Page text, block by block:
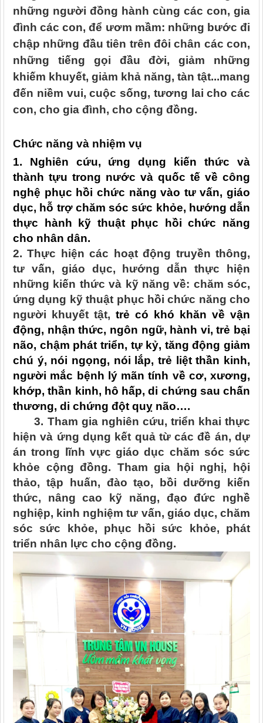
những người đồng hành cùng các con, gia
đình các con, để ươm mầm: những bước đi
chập những đầu tiên trên đôi chân các con,
những tiếng gọi đầu đời, giảm những
khiếm khuyết, giảm khả năng, tàn tật...mang
đến niềm vui, cuộc sống, tương lai cho các
con, cho gia đình, cho cộng đồng.
Chức năng và nhiệm vụ
1. Nghiên cứu,
ứng dụng kiến thức và
thành tựu trong nước và quốc tế về công
nghệ phục hồi chức năng vào tư vấn, giáo
dục, hỗ trợ chăm sóc sức khỏe, hướng dẫn
thực hành kỹ thuật phục hồi chức năng
cho nhân dân.
2. Thực hiện các hoạt động truyền thông,
tư vấn, giáo dục, hướng dẫn thực hiện
những kiến thức và kỹ năng về: chăm sóc,
ứng dụng kỹ thuật phục hồi chức năng cho
người khuyết tật, trẻ có khó khăn về vận
động, nhận thức, ngôn ngữ, hành vi, trẻ bại
não, chậm phát triển, tự kỷ, tăng động giảm
chú ý, nói ngọng, nói lắp, trẻ liệt thần kinh,
người mắc bệnh lý mãn tính về cơ, xương,
khớp, thần kinh, hô hấp, di chứng sau chấn
thương, di chứng đột quỵ não….
3. Tham gia nghiên cứu, triển khai thực
hiện và ứng dụng kết quả từ các đề án, dự
án trong lĩnh vực giáo dục chăm sóc sức
khỏe cộng đồng. Tham gia hội nghị, hội
thảo, tập huấn, đào tạo, bồi dưỡng kiến
thức, nâng cao kỹ năng, đạo đức nghề
nghiệp, kinh nghiệm tư vấn, giáo dục, chăm
sóc sức khỏe, phục hồi sức khỏe, phát
triển nhân lực cho cộng đồng.